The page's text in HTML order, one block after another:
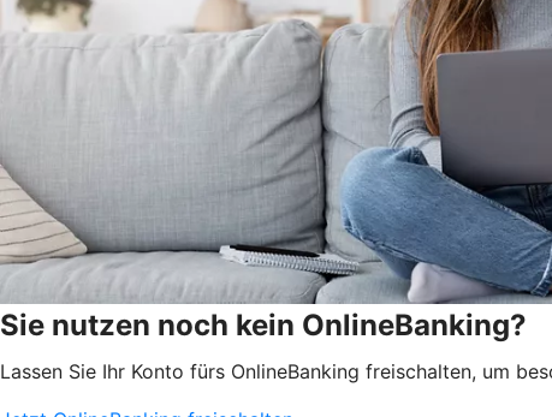
Sie nutzen noch kein OnlineBanking?
Lassen Sie Ihr Konto fürs OnlineBanking freischalten, um